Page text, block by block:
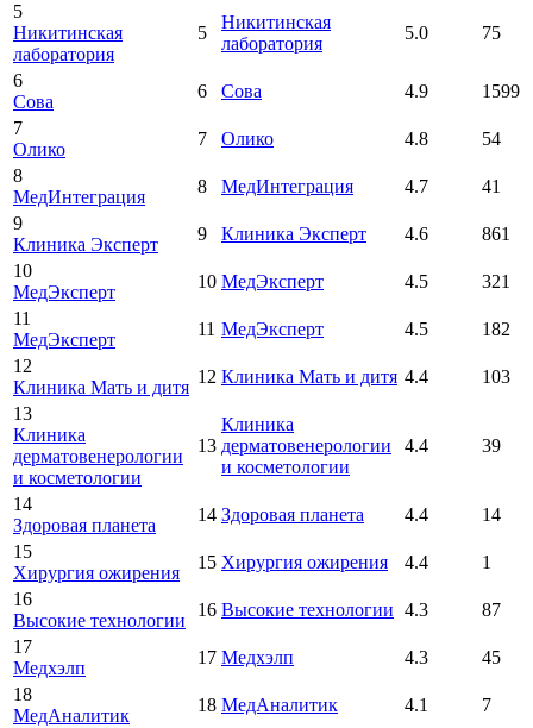
5
Никитинская
лаборатория
5
Никитинская
лаборатория
5.0 75
6
Сова
6 Сова 4.9
1599
7
Олико
7 Олико 4.8
54
8
МедИнтеграция
8 МедИнтеграция 4.7
41
9
Клиника Эксперт
9 Клиника Эксперт 4.6
861
10
МедЭксперт
10 МедЭксперт 4.5
321
11
МедЭксперт
11 МедЭксперт 4.5
182
12
Клиника Мать и дитя
12 Клиника Мать и дитя 4.4
103
13
Клиника
дерматовенерологии
и косметологии
13
Клиника
дерматовенерологии
и косметологии
4.4 39
14
Здоровая планета
14 Здоровая планета 4.4
14
15
Хирургия ожирения
15 Хирургия ожирения 4.4
1
16
Высокие технологии
16 Высокие технологии 4.3
87
17
Медхэлп
17 Медхэлп 4.3
45
18
МедАналитик
18 МедАналитик 4.1
7